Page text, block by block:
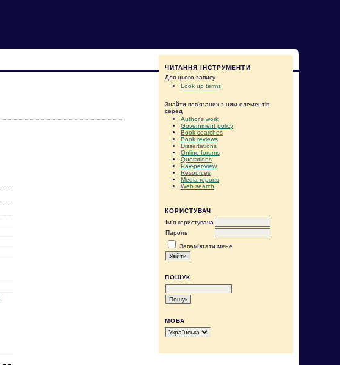
ЧИТАННЯ ІНСТРУМЕНТИ
Для цього запису
Look up terms
Знайти пов'язаних з ним елементів
серед
Author's work
Government policy
Book searches
Book reviews
Dissertations
Online forums
Quotations
Pay-per-view
Resources
Media reports
Web search
КОРИСТУВАЧ
Ім'я користувача
Пароль
Запам'ятати мене
ПОШУК
МОВА